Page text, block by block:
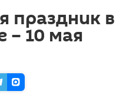
праздник в
– 10 мая